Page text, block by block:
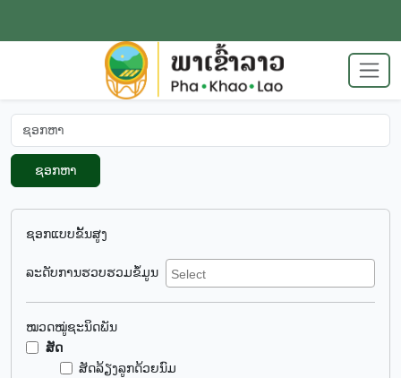
ຊອກຫາ
ຊອກແບບຂັ້ນສູງ
ລະດັບການຮວບຮວມຂໍ້ມູນ
ໝວດໝູ່ຊະນິດພັນ
ສັດ
ສັດລ້ຽງລູກດ້ວຍນົມ